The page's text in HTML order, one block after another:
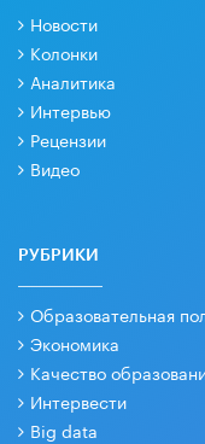
Новости
Колонки
Аналитика
Интервью
Рецензии
Видео
РУБРИКИ
Образовательная
Экономика
Качество
Интервести
Big data